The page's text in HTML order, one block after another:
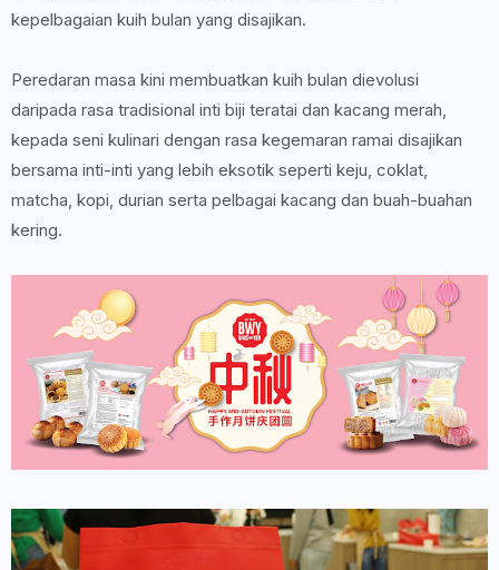
kepelbagaian kuih bulan yang disajikan.
Peredaran masa kini membuatkan kuih bulan dievolusi
daripada rasa tradisional inti biji teratai dan kacang merah,
kepada seni kulinari dengan rasa kegemaran ramai disajikan
bersama inti-inti yang lebih eksotik seperti keju, coklat,
matcha, kopi, durian serta pelbagai kacang dan buah-buahan
kering.